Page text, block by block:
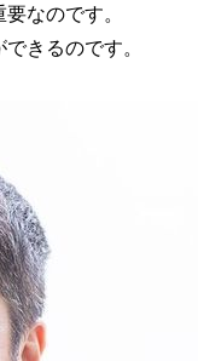
なのです。
きるのです。